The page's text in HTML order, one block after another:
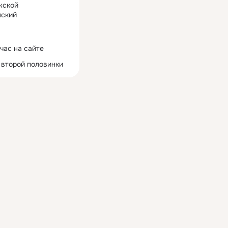
на сайте
половинки